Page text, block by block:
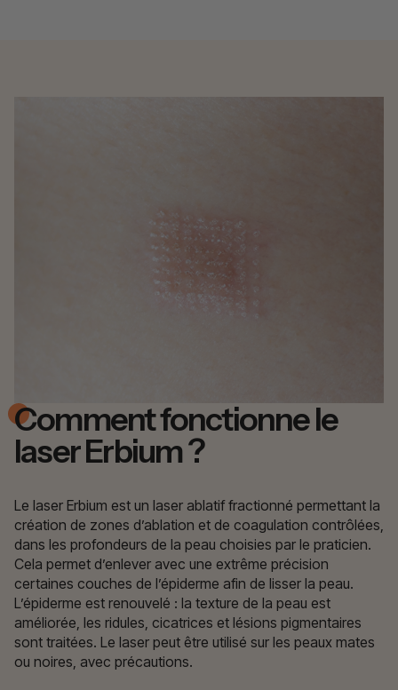
Comment fonctionne le
laser Erbium ?
Le laser Erbium est un laser ablatif fractionné permettant la
création de zones d’ablation et de coagulation contrôlées,
dans les profondeurs de la peau choisies par le praticien.
Cela permet d’enlever avec une extrême précision
certaines couches de l’épiderme afin de lisser la peau.
L’épiderme est renouvelé : la texture de la peau est
améliorée, les ridules, cicatrices et lésions pigmentaires
sont traitées. Le laser peut être utilisé sur les peaux mates
ou noires, avec précautions.